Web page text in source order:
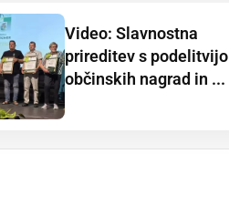
Video: Slavnostna
prireditev s podelitvijo
občinskih nagrad in ...